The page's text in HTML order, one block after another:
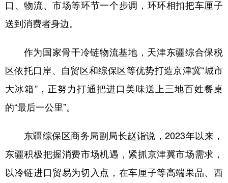
口、物流、市场等环节一个步调，环环相扣把车厘子
送到消费者身边。
作为国家骨干冷链物流基地，天津东疆综合保税
区依托口岸、自贸区和综保区等优势打造京津冀“城市
大冰箱”，正努力打通把进口美味送上三地百姓餐桌
的“最后一公里”。
东疆综保区商务局副局长赵诣说，2023年以来，
东疆积极把握消费市场机遇，紧抓京津冀市场需求，
以冷链进口贸易为切入点，在车厘子等高端果品、西